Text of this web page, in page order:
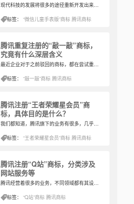
现代科技的发展将很多的途径重新开发出来，以前的手表手机各司其职，而经过科技的改造，似乎可以将两者的功能进行串联，从而更加方便不同年龄阶段的人群进行使用。结合腾讯近期新注册的商标以及专利，似乎可以预见其发展的新功能。
标签：“微信儿童手表版”商标 腾讯商标
腾讯重复注册的“敲一敲”商标，
究竟有什么深层含义
最近企业对于之前驳回的商标，都在尝试重复注册，为的是将这驳回的商标注册得到核准。注册一次没有通过，这可能就是企业的一次尝试，但是后面再进行第二次注册之后，那么这件商标对于企业来说其实算是比较重要的了。眼下腾讯就有这样的一件商标。
标签：“敲一敲”商标 腾讯商标
腾讯注册“王者荣耀星会员”商
标，具体目的是什么？
我们都知道，腾讯旗下的业务有很多，几乎在各个领域都有涉及了。就连之前已经荒废了的腾讯微博，近期腾讯也开始注册新商标，目测也是要重新开启这项业务，这还真是深入到了用户会用到软件的方方面面。就是这几天，腾讯又开始注册了新商标。
标签：“王者荣耀星会员”商标 腾讯商标
腾讯注册“Q站”商标，分类涉及
网站服务等
腾讯经营着很多的业务，不同领域都有其设置的企业，就比如社交领域的QQ以及微信，这两款社交聊天软件很早就成为人与人之间网上交流的途径，直到现在其地位也没有丝毫的改变。近期腾讯注册了新商标，猜测是与网站相关。
标签：“Q站”商标 腾讯商标